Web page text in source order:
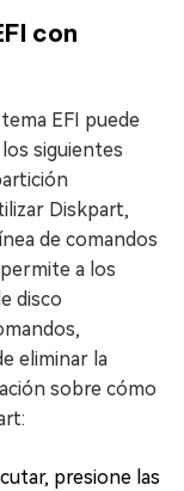
con
EFI puede
siguientes
Diskpart,
de comandos
a los
disco
eliminar la
sobre cómo
presione las